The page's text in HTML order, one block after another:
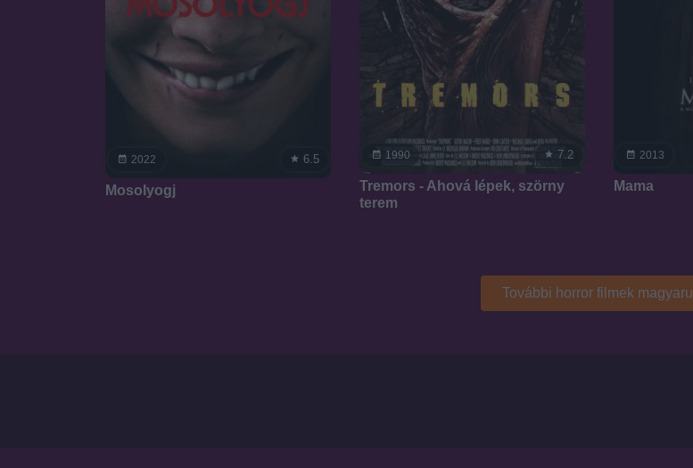
2022 6.5
Mosolyogj
1990 7.2
Tremors - Ahová lépek, szörny
terem
2013
Mama
További horror filmek magyarul